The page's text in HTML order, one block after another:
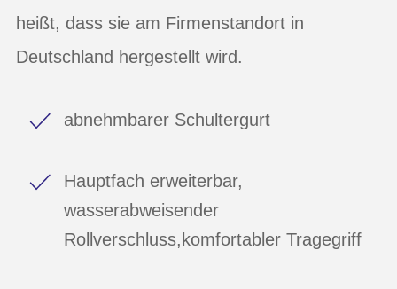
heißt, dass sie am Firmenstandort in
Deutschland hergestellt wird.
abnehmbarer Schultergurt
Hauptfach erweiterbar,
wasserabweisender
Rollverschluss,komfortabler Tragegriff